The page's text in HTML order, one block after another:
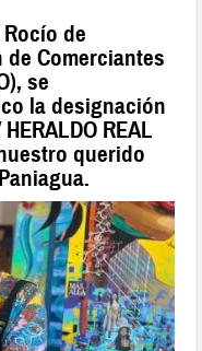
de
Comerciantes
se
la designación
REAL
nuestro querido